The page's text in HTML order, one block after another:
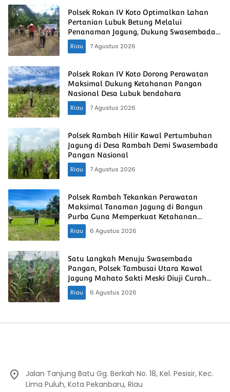
Polsek Rokan IV Koto Optimalkan Lahan
Pertanian Lubuk Betung Melalui
Penanaman Jagung, Dukung Swasembada
Pangan Nasional
Riau 7 Agustus 2026
Polsek Rokan IV Koto Dorong Perawatan
Maksimal Dukung Ketahanan Pangan
Nasional Desa Lubuk bendahara
Riau
7 Agustus 2026
Polsek Rambah Hilir Kawal Pertumbuhan
Jagung di Desa Rambah Demi Swasembada
Pangan Nasional
Riau
7 Agustus 2026
Polsek Rambah Tekankan Perawatan
Maksimal Tanaman Jagung di Bangun
Purba Guna Memperkuat Ketahanan
Pangan Nasional
Riau 6 Agustus 2026
Satu Langkah Menuju Swasembada
Pangan, Polsek Tambusai Utara Kawal
Jagung Mahato Sakti Meski Diuji Curah
Hujan
Riau 6 Agustus 2026
Jalan Tanjung Batu Gg. Berkah No. 18, Kel. Pesisir, Kec.
Lima Puluh, Kota Pekanbaru, Riau